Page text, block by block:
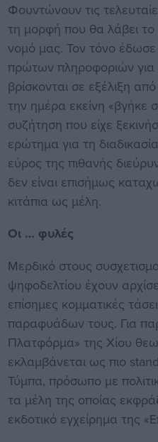
Φουντώνουν τις
τη μορφή που θα λάβει
νομό μας. Τον τόνο
πρώτων πληροφοριών για
βρίσκονται σε εξέλιξη
την ημέρα εκείνη «βγήκε
συζήτηση που είχε
ερώτημα για τη
εύρος της πιθανής
δεν είναι επισήμως
κιτάπια ως μέλη.
Οι … φυλές
Μερδικό στους
ψηφοδελτίου έχουν
επίσημες κομματικές
παραφυάδων τους. Για
Πλατφόρμα» της Χίου
εκλαμβάνεται ως πιο
Τύμπα, πρόσωπο με
τα μέλη της οποίας
εκδοτικό εγχείρημα της